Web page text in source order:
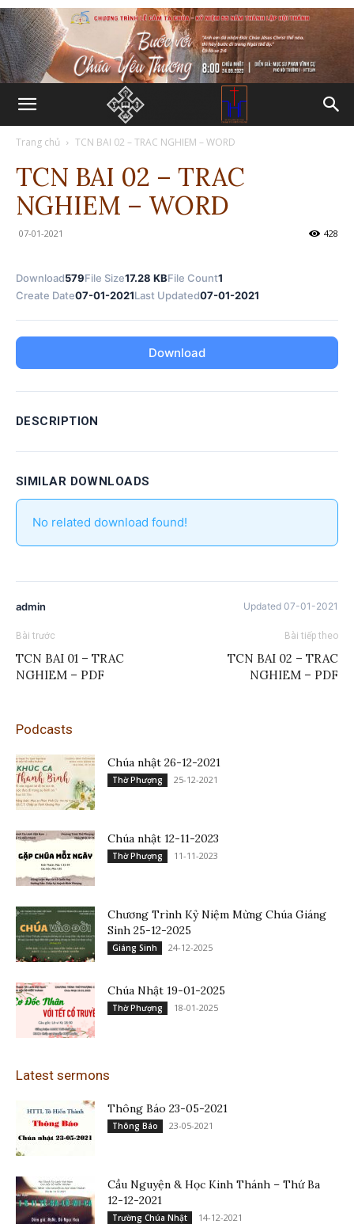
Trang chủ TCN BAI 02 – TRAC NGHIEM – WORD
TCN BAI 02 – TRAC
NGHIEM – WORD
07-01-2021 428
Download579File Size17.28 KBFile Count1
Create Date07-01-2021Last Updated07-01-2021
Download
DESCRIPTION
SIMILAR DOWNLOADS
No related download found!
admin Updated 07-01-2021
Bài trước
TCN BAI 01 – TRAC
NGHIEM – PDF
Bài tiếp theo
TCN BAI 02 – TRAC
NGHIEM – PDF
Podcasts
Chúa nhật 26-12-2021
Thờ Phượng 25-12-2021
Chúa nhật 12-11-2023
Thờ Phượng 11-11-2023
Chương Trình Kỷ Niệm Mừng Chúa Giáng
Sinh 25-12-2025
Giáng Sinh 24-12-2025
Chúa Nhật 19-01-2025
Thờ Phượng 18-01-2025
Latest sermons
Thông Báo 23-05-2021
Thông Báo 23-05-2021
Cầu Nguyện & Học Kinh Thánh – Thứ Ba
12-12-2021
Trường Chúa Nhật 14-12-2021